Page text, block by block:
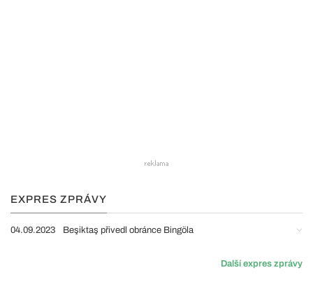
EXPRES ZPRÁVY
04.09.2023 Beşiktaş přivedl obránce Bingöla
Další expres zprávy